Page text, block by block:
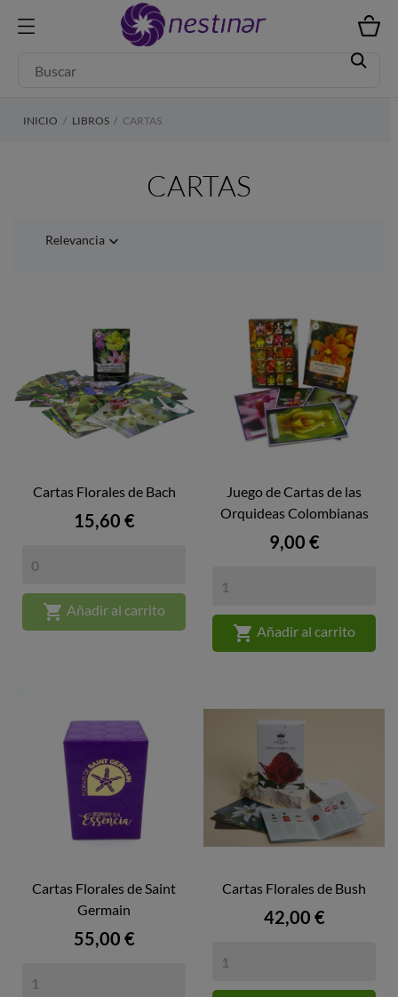
INICIO LIBROS CARTAS
CARTAS
Relevancia 
Cartas Florales de Bach
Precio
15,60 €
 Añadir al carrito
Juego de Cartas de las
Orquideas Colombianas
Precio
9,00 €
 Añadir al carrito
Cartas Florales de Saint
Germain
Precio
55,00 €
Cartas Florales de Bush
Precio
42,00 €